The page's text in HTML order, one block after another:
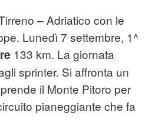
– Adriatico con le
Lunedì 7 settembre, 1^
133 km. La giornata
sprinter. Si affronta un
il Monte Pitoro per
pianeggiante che fa